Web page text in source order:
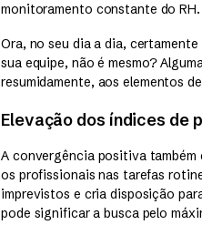
monitoramento constante do RH.
Ora, no seu dia a dia,
sua equipe, não é mesmo?
resumidamente, aos elementos
Elevação dos índices de
A convergência positiva
os profissionais nas tarefas
imprevistos e cria disposição
pode significar a busca pelo